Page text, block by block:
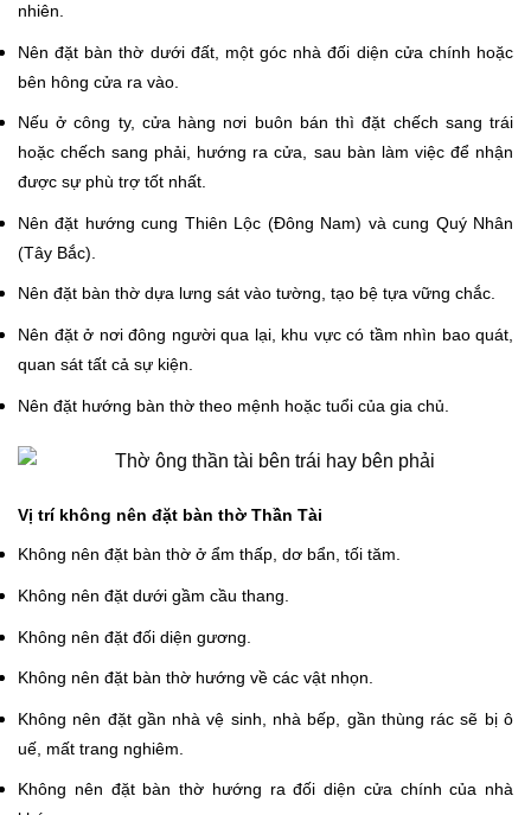
nhiên.
Nên đặt bàn thờ dưới đất, một góc nhà đối diện cửa chính hoặc
bên hông cửa ra vào.
Nếu ở công ty, cửa hàng nơi buôn bán thì đặt chếch sang trái
hoặc chếch sang phải, hướng ra cửa, sau bàn làm việc để nhận
được sự phù trợ tốt nhất.
Nên đặt hướng cung Thiên Lộc (Đông Nam) và cung Quý Nhân
(Tây Bắc).
Nên đặt bàn thờ dựa lưng sát vào tường, tạo bệ tựa vững chắc.
Nên đặt ở nơi đông người qua lại, khu vực có tầm nhìn bao quát,
quan sát tất cả sự kiện.
Nên đặt hướng bàn thờ theo mệnh hoặc tuổi của gia chủ.
Vị trí không nên đặt bàn thờ Thần Tài
Không nên đặt bàn thờ ở ẩm thấp, dơ bẩn, tối tăm.
Không nên đặt dưới gầm cầu thang.
Không nên đặt đối diện gương.
Không nên đặt bàn thờ hướng về các vật nhọn.
Không nên đặt gần nhà vệ sinh, nhà bếp, gần thùng rác sẽ bị ô
uế, mất trang nghiêm.
Không nên đặt bàn thờ hướng ra đối diện cửa chính của nhà